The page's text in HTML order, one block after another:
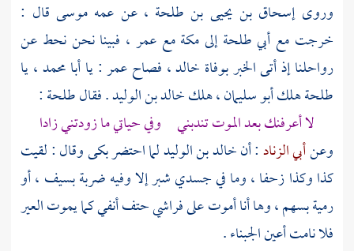
وروىإسحاق بن يحيى بن طلحة ، عن عمهموسى قال :
خرجت مع أبي طلحةإلىمكةمععمر ، فبينا نحن نحط عن
رواحلنا إذ أتى الخبر بوفاة خالد، فصاحعمر: ياأبا محمد، يا
طلحةهلكأبو سليمان، هلكخالد بن الوليد. فقالطلحة:
لا أعرفنك بعد الموت تندبني وفي حياتي ما زودتني زادا
وعنأبي الزناد: أنخالد بن الوليدلما احتضر بكى وقال : لقيت
كذا وكذا زحفا ، وما في جسدي شبر إلا وفيه ضربة بسيف ، أو
رمية بسهم ، وها أنا أموت على فراشي حتف أنفي كما يموت العير
فلا نامت أعين الجبناء .